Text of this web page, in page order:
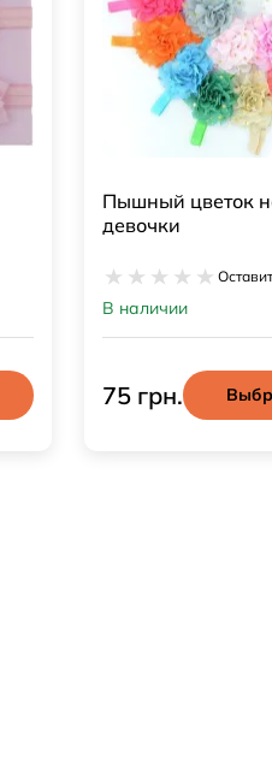
Пышный цветок
девочки
В наличии
75 грн.